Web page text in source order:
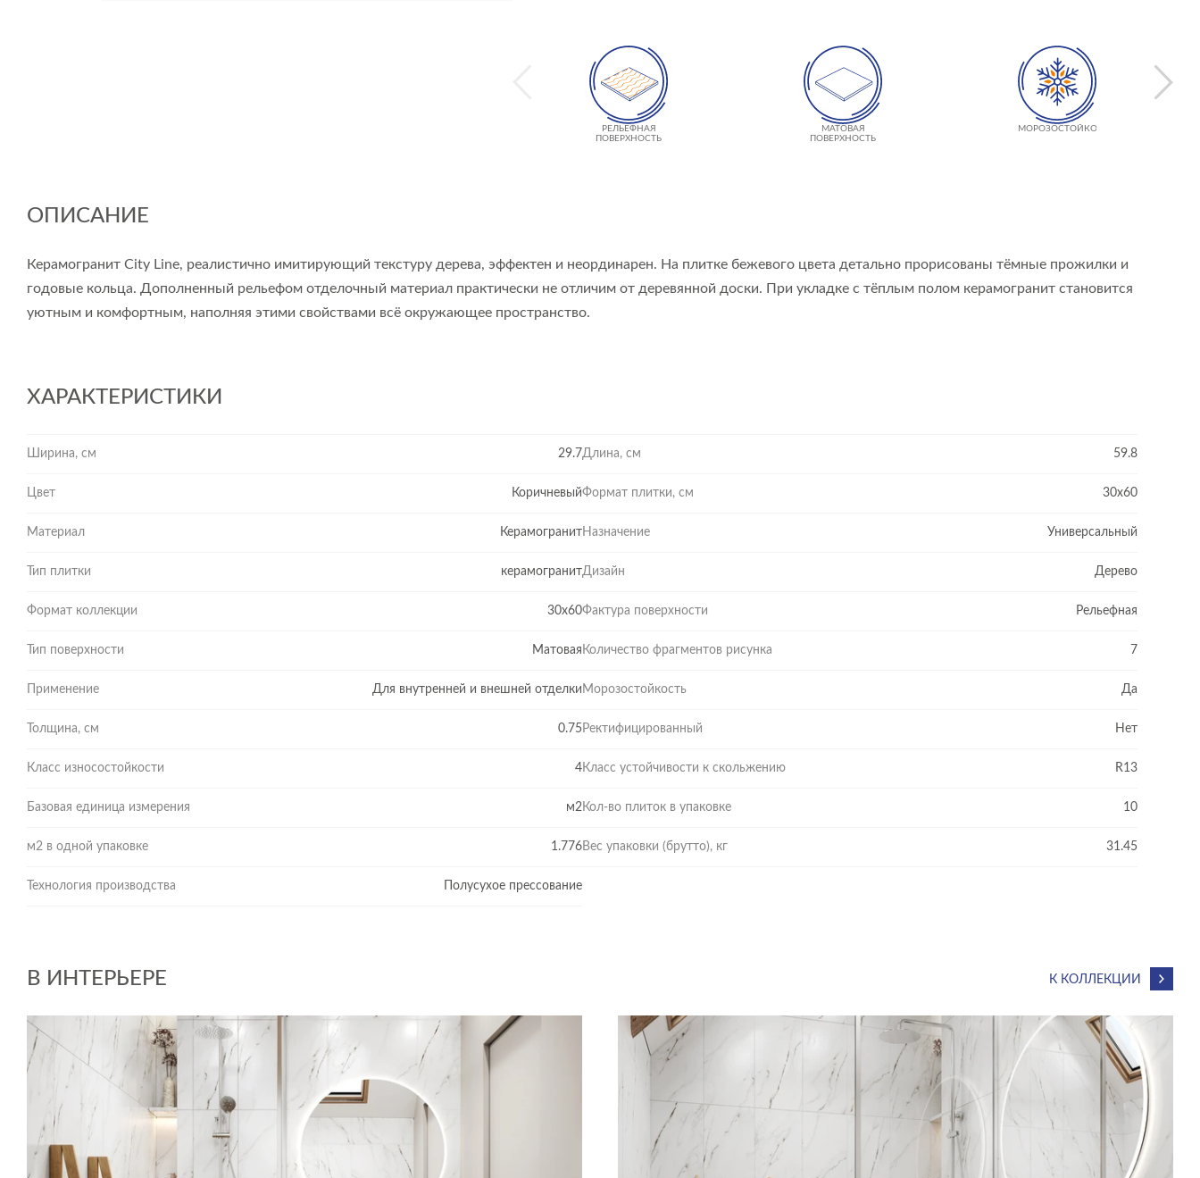
РЕЛЬЕФНАЯ
ПОВЕРХНОСТЬ
МАТОВАЯ
ПОВЕРХНОСТЬ
МОРОЗОСТОЙКОСТЬ
ОПИСАНИЕ
Керамогранит City Line, реалистично имитирующий текстуру дерева, эффектен и неординарен. На плитке бежевого цвета детально прорисованы тёмные прожилки и
годовые кольца. Дополненный рельефом отделочный материал практически не отличим от деревянной доски. При укладке с тёплым полом керамогранит становится
уютным и комфортным, наполняя этими свойствами всё окружающее пространство.
ХАРАКТЕРИСТИКИ
Ширина, см 29.7Длина, см 59.8
Цвет КоричневыйФормат плитки, см 30x60
Материал КерамогранитНазначение Универсальный
Тип плитки керамогранитДизайн Дерево
Формат коллекции 30x60Фактура поверхности Рельефная
Тип поверхности Матовая Количество фрагментов рисунка 7
Применение Для внутренней и внешней отделки Морозостойкость Да
Толщина, см 0.75Ректифицированный Нет
Класс износостойкости 4Класс устойчивости к скольжению R13
Базовая единица измерения м2Кол-во плиток в упаковке 10
м2 в одной упаковке 1.776Вес упаковки (брутто), кг 31.45
Технология производства Полусухое прессование
В ИНТЕРЬЕРЕ К КОЛЛЕКЦИИ